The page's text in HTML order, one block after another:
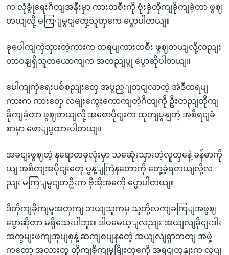
က လုံခွုံရေးဂိတျအနီးမှာ ကားတစီးကို ဗုံးခှဲတိုကျခိုကျခဲ့တာ ဖွဈ
တယျလို့ မကြျမွငျတှေ့သူတှကေ ပွောပါတယျ။
ခုပေါကျကှဲသှားတဲ့ကားက ထရပျကားတစီး ဖွဈတယျလို့လညျး
တာဝနျရှိသူတယောကျက အတညျပွု ပွောဆိုပါတယျ။
ပေါကျကှဲရေးပစ်စညျးတှေ အပွည့ျတငျလာတဲ့ အဲဒီထရပျ
ကားက ကားတှေ လမျးကွေးကောကျတဲ့ဂိတျကို ဦးတညျတိုကျ
ခိုကျခဲ့တာ ဖွဈတယျလို့ အစောပိုငျးက ထုတျပွနျတဲ့ အစီရငျခံ
စာမှာ ဖောျပွထားပါတယျ။
အခငျးဖွဈတဲ့ နရောတခုလုံးမှာ သဆေုံးသှားတဲ့လူတှနေဲ့ ခန်ဓာကို
ယျ အစိတျအပိုငျးတှေ ပွန့ျကြဲနတောကို တှေ့ခဲ့ရတယျလို့လ
ညျး မကြျမွငျတဦးက ဗှီအိုအကေို ပွောပါတယျ။
ဒီတိုကျခိုကျမှုအတှကျ ဘယျသူကမှ သူတို့လကျခကြျအဖွဈ
ပွောဆိုတာ မရှိသေးပါဘူး။ ဒါပမေယ့ျလညျး အယျလျခိုငျးဒါး
အကွမျးဖကျအုပျစုနဲ့ ဆကျစပျနတေဲ့ အယျလျရှာဘတျ အဖှဲ့
ကတော့ အလားတူ တိုကျခိုကျမှုမြိုးတှကေို အရငျတုနျးက လုပျ